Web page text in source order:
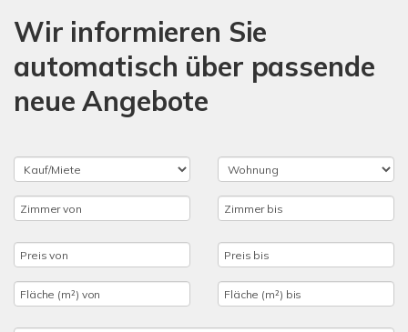
Wir informieren Sie
automatisch über passende
neue Angebote